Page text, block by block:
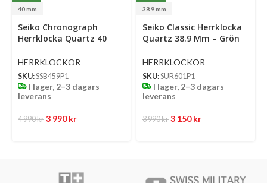
40 mm
options
Seiko Chronograph
Herrklocka Quartz 40
Urtavla Med Stållänk
HERRKLOCKOR
SKU:SSB459P1
I lager, 2–3 dagars
leverans
4 990kr 3 990kr
38.9 mm
options
Seiko Classic Herrklocka
Quartz 38.9 Mm – Grön
Stållänk
HERRKLOCKOR
SKU:SUR601P1
I lager, 2–3 dagars
leverans
3 990kr 3 150kr